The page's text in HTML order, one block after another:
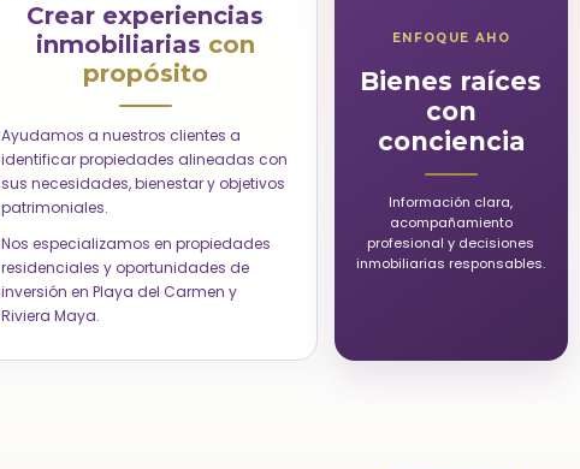
Crear experiencias
inmobiliarias con
propósito
Ayudamos a nuestros clientes a
identificar propiedades alineadas con
sus necesidades, bienestar y objetivos
patrimoniales.
Nos especializamos en propiedades
residenciales y oportunidades de
inversión en Playa del Carmen y
Riviera Maya.
ENFOQUE AHO
Bienes raíces
con
conciencia
Información clara,
acompañamiento
profesional y decisiones
inmobiliarias responsables.